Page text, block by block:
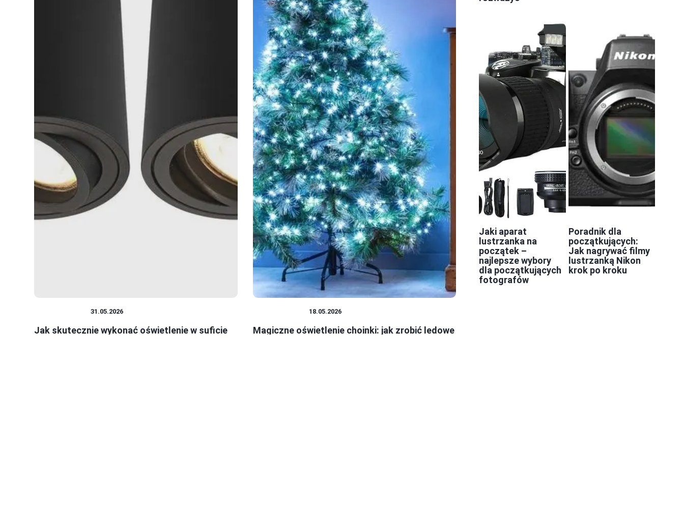
31.05.2026
Jak skutecznie wykonać oświetlenie w suficie
18.05.2026
Magiczne oświetlenie choinki: jak zrobić ledowe
Jaki aparat
lustrzanka na
początek –
najlepsze wybory
dla początkujących
fotografów
Poradnik dla
początkujących:
Jak nagrywać filmy
lustrzanką Nikon
krok po kroku